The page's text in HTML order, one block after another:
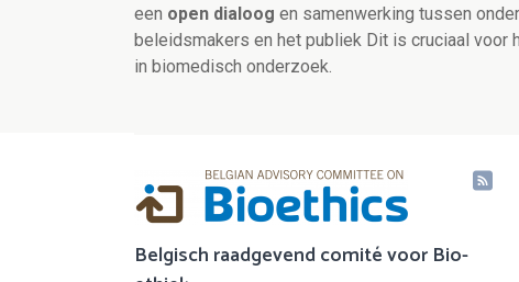
een open dialoog en samenwerking tussen
beleidsmakers en het publiek Dit is cruciaal voor
in biomedisch onderzoek.
Belgisch raadgevend comité voor Bio-